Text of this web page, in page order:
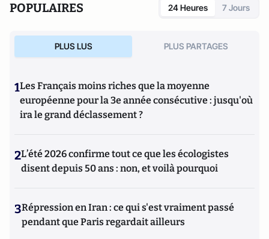
POPULAIRES 24 Heures 7 Jours
PLUS LUS PLUS PARTAGES
1Les Français moins riches que la moyenne
européenne pour la 3e année consécutive : jusqu'où
ira le grand déclassement ?
2L’été 2026 confirme tout ce que les écologistes
disent depuis 50 ans : non, et voilà pourquoi
3Répression en Iran : ce qui s'est vraiment passé
pendant que Paris regardait ailleurs